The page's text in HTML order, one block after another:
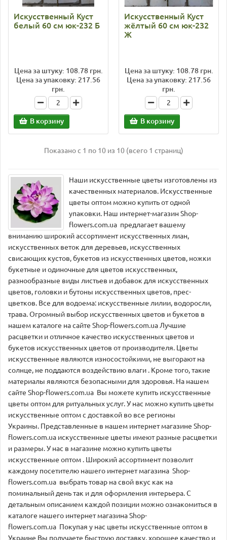
Искусственный Куст
белый 60 см юк-232 Б
Цена за штуку: 108.78 грн.
Цена за упаковку: 217.56
грн.
В корзину
Искусственный Куст
жёлтый 60 см юк-232
Ж
Цена за штуку: 108.78 грн.
Цена за упаковку: 217.56
грн.
В корзину
Показано с 1 по 10 из 10 (всего 1 страниц)
Наши искусственные цветы изготовлены из
качественных материалов. Искусственные
цветы оптом можно купить от одной
упаковки. Наш интернет-магазин Shop-
flowers.com.ua предлагает вашему
вниманию широкий ассортимент искусственных лиан,
искусственных веток для деревьев, искусственных
свисающих кустов, букетов из искусственных цветов, ножки
букетные и одиночные для цветов искусственных,
разнообразные виды листьев и добавок для искусственных
цветов, головки и бутоны искусственных цветов, прес-
цветков. Все для водоема: искусственные лилии, водоросли,
трава. Огромный выбор искусственных цветов и букетов в
нашем каталоге на сайте Shop-flowers.com.ua Лучшие
расцветки и отличное качество искусственных цветов и
букетов искусственных цветов от производителя. Цветы
искусственные являются износостойкими, не выгорают на
солнце, не поддаются воздействию влаги . Кроме того, такие
материалы являются безопасными для здоровья. На нашем
сайте Shop-flowers.com.ua Вы можете купить искусственные
цветы оптом для ритуальных услуг. У нас можно купить цветы
искусственные оптом с доставкой во все регионы
Украины. Представленные в нашем интернет магазине Shop-
flowers.com.ua искусственные цветы имеют разные расцветки
и размеры. У нас в магазине можно купить цветы
искусственные оптом . Широкий ассортимент позволит
каждому посетителю нашего интернет магазина Shop-
flowers.com.ua выбрать товар на свой вкус как на
поминальный день так и для оформления интерьера. С
детальным описанием каждой позиции можно ознакомиться в
каталоге нашего интернет магазина Shop-
flowers.com.ua Покупая у нас цветы искусственные оптом в
Украине Вы получаете быструю доставку, хорошее качество и